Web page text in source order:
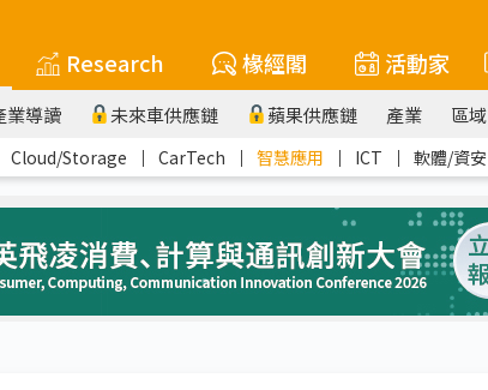
Research 椽經閣 活動家
業導讀 未來車供應鏈 蘋果供應鏈 產業 區域
Cloud/Storage ｜ CarTech ｜ 智慧應用 ｜ ICT ｜ 軟體/資安